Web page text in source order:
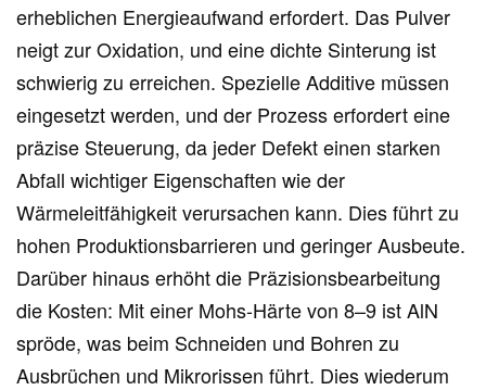
erheblichen Energieaufwand erfordert. Das Pulver
neigt zur Oxidation, und eine dichte Sinterung ist
schwierig zu erreichen. Spezielle Additive müssen
eingesetzt werden, und der Prozess erfordert eine
präzise Steuerung, da jeder Defekt einen starken
Abfall wichtiger Eigenschaften wie der
Wärmeleitfähigkeit verursachen kann. Dies führt zu
hohen Produktionsbarrieren und geringer Ausbeute.
Darüber hinaus erhöht die Präzisionsbearbeitung
die Kosten: Mit einer Mohs-Härte von 8–9 ist AlN
spröde, was beim Schneiden und Bohren zu
Ausbrüchen und Mikrorissen führt. Dies wiederum